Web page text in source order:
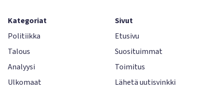
Kategoriat
Politiikka
Talous
Analyysi
Ulkomaat
Sivut
Etusivu
Suosituimmat
Toimitus
Lähetä uutisvinkki